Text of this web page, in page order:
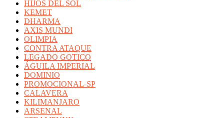
HIJOS DEL SOL
KEMET
DHARMA
AXIS MUNDI
OLIMPIA
CONTRA ATAQUE
LEGADO GOTICO
ÁGUILA IMPERIAL
DOMINIO
PROMOCIONAL-SP
CALAVERA
KILIMANJARO
ARSENAL